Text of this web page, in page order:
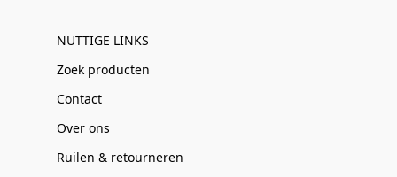
NUTTIGE LINKS
Zoek producten
Contact
Over ons
Ruilen & retourneren